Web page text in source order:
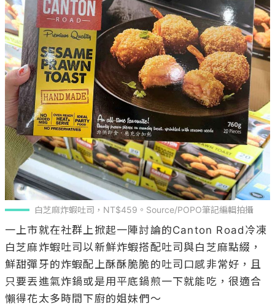
白芝麻炸蝦吐司，NT$459。Source/POPO筆記編輯拍攝
一上市就在社群上掀起一陣討論的Canton Road冷凍
白芝麻炸蝦吐司以新鮮炸蝦搭配吐司與白芝麻點綴，
鮮甜彈牙的炸蝦配上酥酥脆脆的吐司口感非常好，且
只要丟進氣炸鍋或是用平底鍋煎一下就能吃，很適合
懶得花太多時間下廚的姐妹們～